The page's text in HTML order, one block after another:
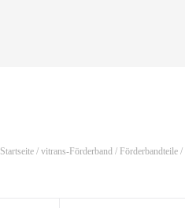
Startseite / vitrans-Förderband / Förderbandteile /